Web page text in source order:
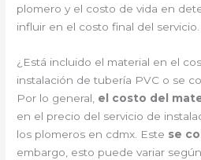
plomero y el costo de vida en
influir en el costo final del servicio.
¿Está incluido el material en el
instalación de tubería PVC o se
Por lo general, el costo del
en el precio del servicio de
los plomeros en cdmx. Este se
embargo, esto puede variar